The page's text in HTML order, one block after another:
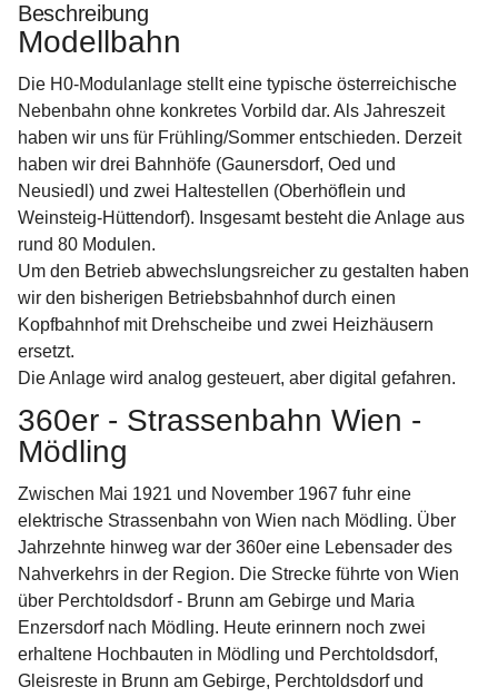
Beschreibung
Modellbahn
Die H0-Modulanlage stellt eine typische österreichische
Nebenbahn ohne konkretes Vorbild dar. Als Jahreszeit
haben wir uns für Frühling/Sommer entschieden. Derzeit
haben wir drei Bahnhöfe (Gaunersdorf, Oed und
Neusiedl) und zwei Haltestellen (Oberhöflein und
Weinsteig-Hüttendorf). Insgesamt besteht die Anlage aus
rund 80 Modulen.
Um den Betrieb abwechslungsreicher zu gestalten haben
wir den bisherigen Betriebsbahnhof durch einen
Kopfbahnhof mit Drehscheibe und zwei Heizhäusern
ersetzt.
Die Anlage wird analog gesteuert, aber digital gefahren.
360er - Strassenbahn Wien -
Mödling
Zwischen Mai 1921 und November 1967 fuhr eine
elektrische Strassenbahn von Wien nach Mödling. Über
Jahrzehnte hinweg war der 360er eine Lebensader des
Nahverkehrs in der Region. Die Strecke führte von Wien
über Perchtoldsdorf - Brunn am Gebirge und Maria
Enzersdorf nach Mödling. Heute erinnern noch zwei
erhaltene Hochbauten in Mödling und Perchtoldsdorf,
Gleisreste in Brunn am Gebirge, Perchtoldsdorf und